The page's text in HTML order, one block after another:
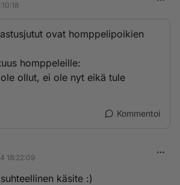
ovat homppelipoikien
homppeleille:
ollut, ei ole nyt eikä tule
Kommentoi
18:22:09
käsite :)